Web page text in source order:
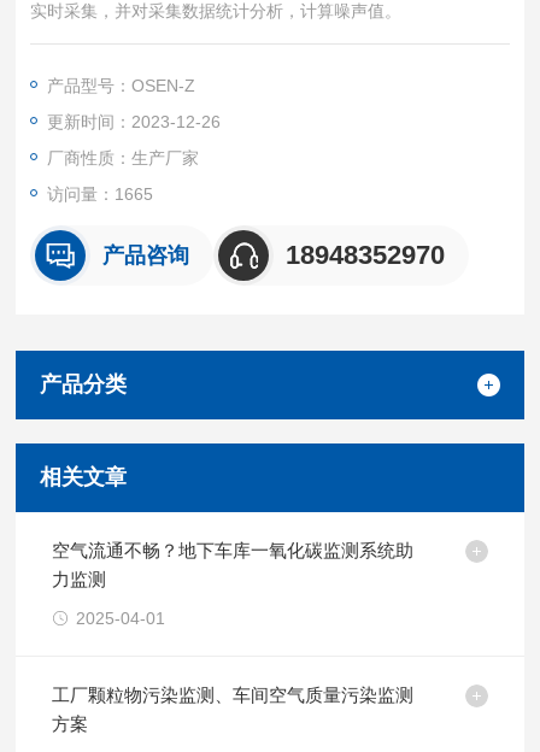
实时采集，并对采集数据统计分析，计算噪声值。
产品型号：OSEN-Z
更新时间：2023-12-26
厂商性质：生产厂家
访问量：1665
产品咨询 18948352970
产品分类
相关文章
空气流通不畅？地下车库一氧化碳监测系统助
力监测
2025-04-01
工厂颗粒物污染监测、车间空气质量污染监测
方案